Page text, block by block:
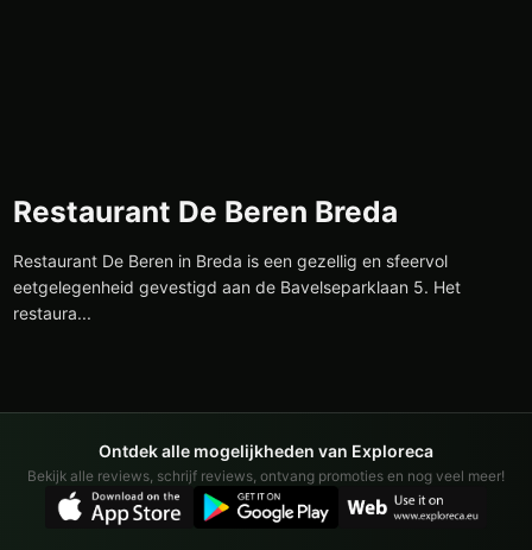
Restaurant De Beren Breda
Restaurant De Beren in Breda is een gezellig en sfeervol
eetgelegenheid gevestigd aan de Bavelseparklaan 5. Het
restaura...
Ontdek alle mogelijkheden van Exploreca
Bekijk alle reviews, schrijf reviews, ontvang promoties en nog veel meer!